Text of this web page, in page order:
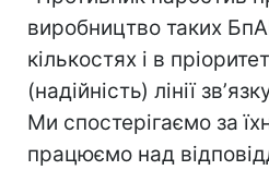
виробництво таких
кількостях і в
(надійність) лінії
Ми спостерігаємо за
працюємо над